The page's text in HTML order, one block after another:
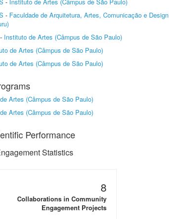
- Faculdade de Arquitetura, Artes, Comunicação e Design
- Instituto de Artes (Câmpus de São Paulo)
de Artes (Câmpus de São Paulo)
de Artes (Câmpus de São Paulo)
Artes (Câmpus de São Paulo)
Artes (Câmpus de São Paulo)
Performance
Statistics
8
Collaborations in Community
Engagement Projects